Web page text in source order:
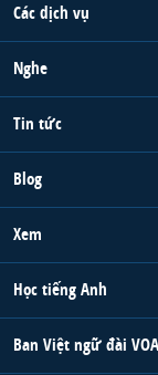
Các dịch vụ
Nghe
Tin tức
Blog
Xem
Học tiếng Anh
Ban Việt ngữ đài VOA